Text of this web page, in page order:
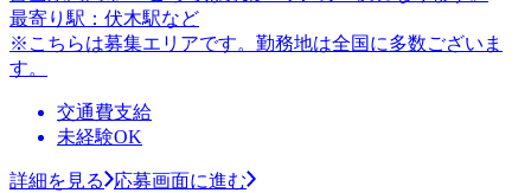
最寄り駅：伏木駅など
※こちらは募集エリアです。勤務地は全国に多数ございま
す。
交通費支給
未経験OK
詳細を見る
応募画面に進む